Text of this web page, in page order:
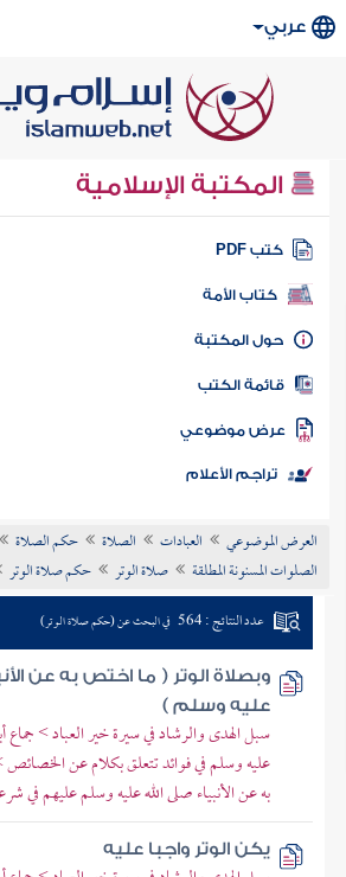
عربي
المكتبة الإسلامية
كتب PDF
كتاب الأمة
المكتبة
الكتب
موضوعي
تراجم الأعلام
العرض الموضوعي العبادات الصلاة حكم الصلاة
الصلوات المسنونة المطلقة
صلاة الوتر حكم صلاة الوتر
عدد النتائج : 564 في البحث عن (حكم صلاة الوتر)
وبصلاة الوتر ( ما اختص به عن
عليه وسلم )
سبل الهدى والرشاد في سيرة خير العباد >
عليه وسلم في فوائد تتعلق بكلام عن الخصائص
به عن الأنبياء صلى الله عليه وسلم عليهم في
يكن الوتر واجبا عليه